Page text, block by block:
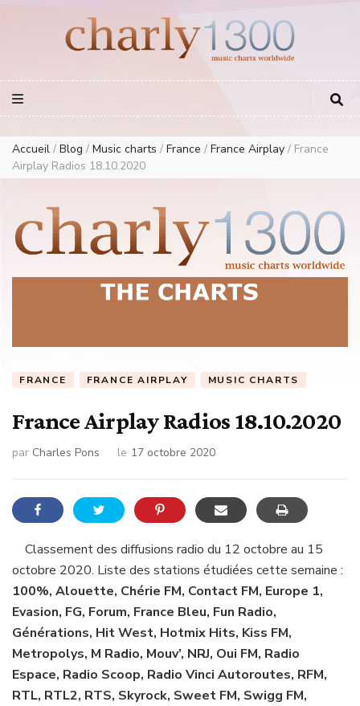
European Music Charts plus USA and Australia
Accueil / Blog / Music charts / France / France Airplay / France
Airplay Radios 18.10.2020
FRANCE FRANCE AIRPLAY MUSIC CHARTS
France Airplay Radios 18.10.2020
par Charles Pons le 17 octobre 2020
Classement des diffusions radio du 12 octobre au 15
octobre 2020. Liste des stations étudiées cette semaine :
100%, Alouette, Chérie FM, Contact FM, Europe 1,
Evasion, FG, Forum, France Bleu, Fun Radio,
Générations, Hit West, Hotmix Hits, Kiss FM,
Metropolys, M Radio, Mouv’, NRJ, Oui FM, Radio
Espace, Radio Scoop, Radio Vinci Autoroutes, RFM,
RTL, RTL2, RTS, Skyrock, Sweet FM, Swigg FM,